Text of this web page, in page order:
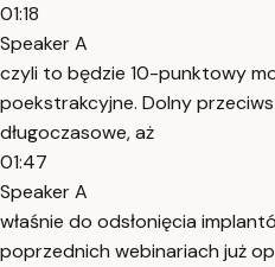
01:18
Speaker A
czyli to będzie 10-punktowy
poekstrakcyjne. Dolny
długoczasowe, aż
01:47
Speaker A
właśnie do odsłonięcia
poprzednich webinariach już